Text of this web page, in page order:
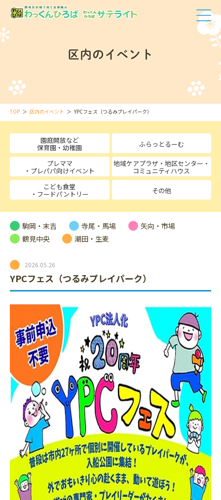
区内のイベント
TOP 区内のイベント YPCフェス（つるみプレイパーク）
園庭開放など
保育園・幼稚園 ふらっとるーむ
プレママ
・プレパパ向けイベント
地域ケアプラザ・地区センター・
コミュニティハウス
こども食堂
・フードパントリー その他
駒岡・末吉 寺尾・馬場
矢向・市場
鶴見中央
潮田・生麦
2026.05.26
YPCフェス（つるみプレイパーク）